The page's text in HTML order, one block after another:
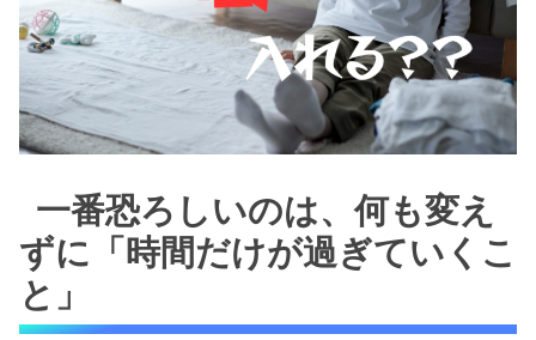
一番恐ろしいのは、何も変え
ずに「時間だけが過ぎていくこ
と」